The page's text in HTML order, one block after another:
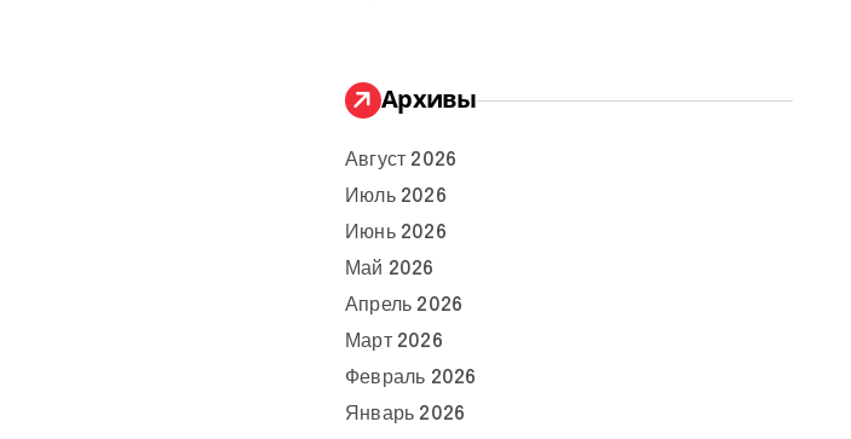
Архивы
Август 2026
Июль 2026
Июнь 2026
Май 2026
Апрель 2026
Март 2026
Февраль 2026
Январь 2026